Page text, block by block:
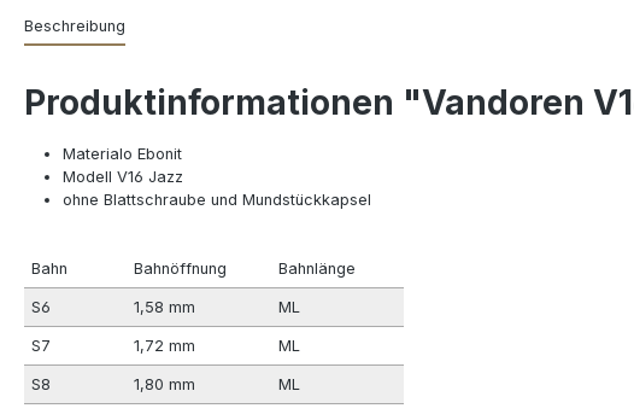
Beschreibung
Produktinformationen "Vandoren
Materialo Ebonit
Modell V16 Jazz
ohne Blattschraube und Mundstückkapsel
Bahn Bahnöffnung Bahnlänge
S6 1,58 mm ML
S7 1,72 mm ML
S8 1,80 mm ML